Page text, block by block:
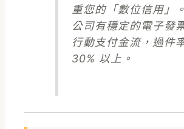
重您的「數位信用」
公司有穩定的電子發
行動支付金流，過件
30% 以上。